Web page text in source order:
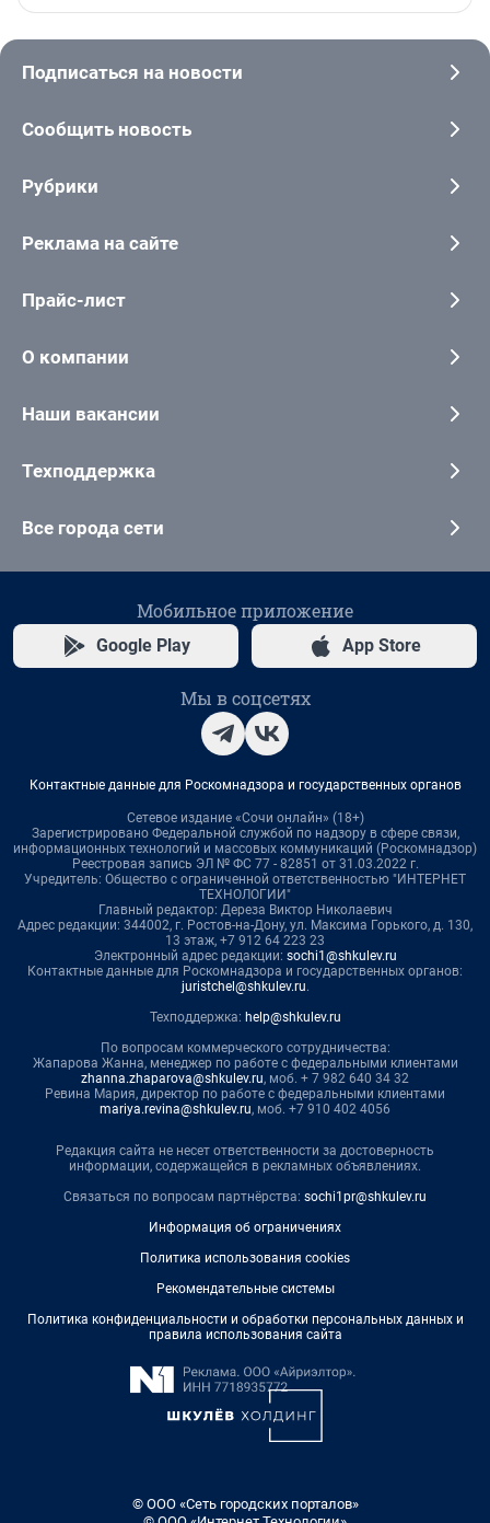
Подписаться на новости
Сообщить новость
Рубрики
Реклама на сайте
Прайс-лист
О компании
Наши вакансии
Техподдержка
Все города сети
Мобильное приложение
Google Play App Store
Мы в соцсетях
Контактные данные для Роскомнадзора и государственных органов
Сетевое издание «Сочи онлайн» (18+)
Зарегистрировано Федеральной службой по надзору в сфере связи,
информационных технологий и массовых коммуникаций (Роскомнадзор)
Реестровая запись ЭЛ № ФС 77 - 82851 от 31.03.2022 г.
Учредитель: Общество с ограниченной ответственностью "ИНТЕРНЕТ
ТЕХНОЛОГИИ"
Главный редактор: Дереза Виктор Николаевич
Адрес редакции: 344002, г. Ростов-на-Дону, ул. Максима Горького, д. 130,
13 этаж, +7 912 64 223 23
Электронный адрес редакции: sochi1@shkulev.ru
Контактные данные для Роскомнадзора и государственных органов:
juristchel@shkulev.ru.
Техподдержка: help@shkulev.ru
По вопросам коммерческого сотрудничества:
Жапарова Жанна, менеджер по работе с федеральными клиентами
zhanna.zhaparova@shkulev.ru, моб. + 7 982 640 34 32
Ревина Мария, директор по работе с федеральными клиентами
mariya.revina@shkulev.ru, моб. +7 910 402 4056
Редакция сайта не несет ответственности за достоверность
информации, содержащейся в рекламных объявлениях.
Связаться по вопросам партнёрства: sochi1pr@shkulev.ru
Информация об ограничениях
Политика использования cookies
Рекомендательные системы
Политика конфиденциальности и обработки персональных данных и
правила использования сайта
© ООО «Сеть городских порталов»